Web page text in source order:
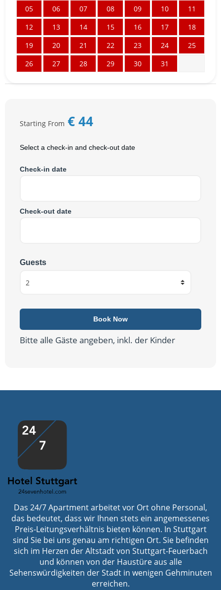
05 06 07 08 09 10
11
12
13 14 15 16 17
18
19
20 21 22 23 24
25
26
27 28 29 30 31
Starting From € 44
Select a check-in and check-out date
Check-in date
Check-out date
Guests
Bitte alle Gäste angeben, inkl. der Kinder
Das 24/7 Apartment arbeitet vor Ort ohne Personal,
das bedeutet, dass wir Ihnen stets ein angemessenes
Preis-Leitungsverhältnis bieten können. In Stuttgart
sind Sie bei uns genau am richtigen Ort. Sie befinden
sich im Herzen der Altstadt von Stuttgart-Feuerbach
und können von der Haustüre aus alle
Sehenswürdigkeiten der Stadt in wenigen Gehminuten
erreichen.